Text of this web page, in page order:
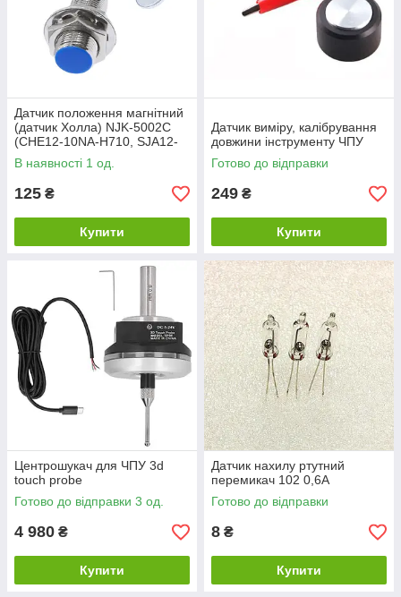
Датчик положення магнітний
(датчик Холла) NJK-5002C
(CHE12-10NA-H710, SJA12-
10N1) - NPN, NO
В наявності 1 од.
125 ₴
Купити
Датчик виміру, калібрування
довжини інструменту ЧПУ
Готово до відправки
249 ₴
Купити
Центрошукач для ЧПУ 3d
touch probe
Готово до відправки 3 од.
4 980 ₴
Купити
Датчик нахилу ртутний
перемикач 102 0,6А
Готово до відправки
8 ₴
Купити